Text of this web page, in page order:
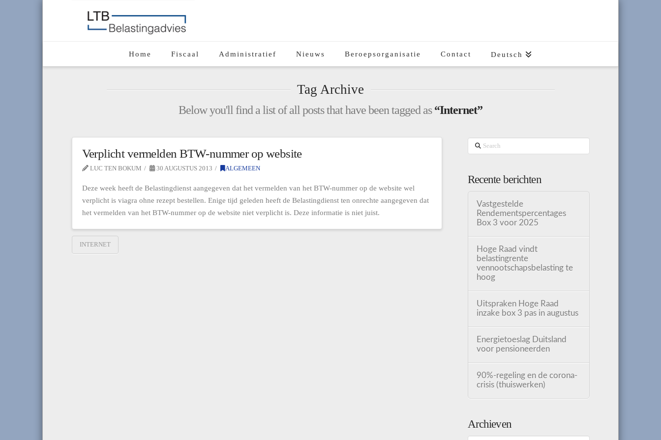
Home Fiscaal Administratief Nieuws Beroepsorganisatie Contact Deutsch
Tag Archive
Below you'll find a list of all posts that have been tagged as“Internet”
Verplicht vermelden BTW-nummer op website
LUC TEN BOKUM 30 AUGUSTUS 2013 ALGEMEEN
Deze week heeft de Belastingdienst aangegeven dat het vermelden van het BTW-nummer op de website wel
verplicht is viagra ohne rezept bestellen. Enige tijd geleden heeft de Belastingdienst ten onrechte aangegeven dat
het vermelden van het BTW-nummer op de website niet verplicht is. Deze informatie is niet juist.
INTERNET
Search
Recente berichten
Vastgestelde
Rendementspercentages
Box 3 voor 2025
Hoge Raad vindt
belastingrente
vennootschapsbelasting te
hoog
Uitspraken Hoge Raad
inzake box 3 pas in augustus
Energietoeslag Duitsland
voor pensioneerden
90%-regeling en de corona-
crisis (thuiswerken)
Archieven